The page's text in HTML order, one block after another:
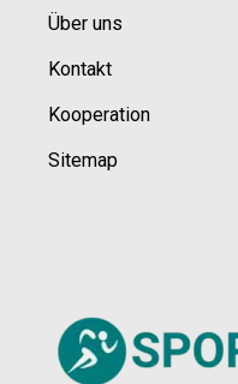
Über uns
Kontakt
Kooperation
Sitemap